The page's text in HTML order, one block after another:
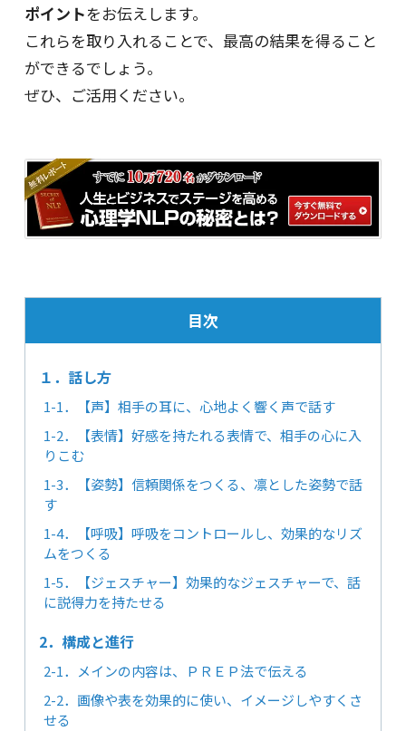
ポイントをお伝えします。
これらを取り入れることで、最高の結果を得ること
ができるでしょう。
ぜひ、ご活用ください。
目次
１．話し方
1-1．【声】相手の耳に、心地よく響く声で話す
1-2．【表情】好感を持たれる表情で、相手の心に入
りこむ
1-3．【姿勢】信頼関係をつくる、凛とした姿勢で話
す
1-4．【呼吸】呼吸をコントロールし、効果的なリズ
ムをつくる
1-5．【ジェスチャー】効果的なジェスチャーで、話
に説得力を持たせる
2．構成と進行
2-1．メインの内容は、ＰＲＥＰ法で伝える
2-2．画像や表を効果的に使い、イメージしやすくさ
せる